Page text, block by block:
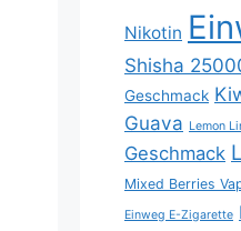
Nikotin
Shisha
Geschmack
Guava Lemon
Geschmack
Mixed Berries
Einweg E-Zigarette